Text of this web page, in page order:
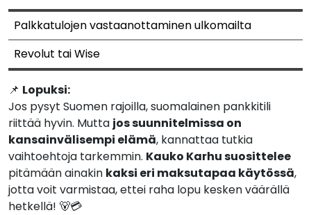
Palkkatulojen vastaanottaminen ulkomailta
Revolut tai Wise
📌 Lopuksi:
Jos pysyt Suomen rajoilla, suomalainen pankkitili
riittää hyvin. Mutta jos suunnitelmissa on
kansainvälisempi elämä, kannattaa tutkia
vaihtoehtoja tarkemmin. Kauko Karhu suosittelee
pitämään ainakin kaksi eri maksutapaa käytössä,
jotta voit varmistaa, ettei raha lopu kesken väärällä
hetkellä! 🐻💳